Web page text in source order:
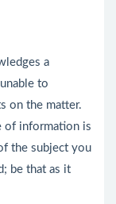
a
to
on the matter.
of information is
the subject you
be that as it